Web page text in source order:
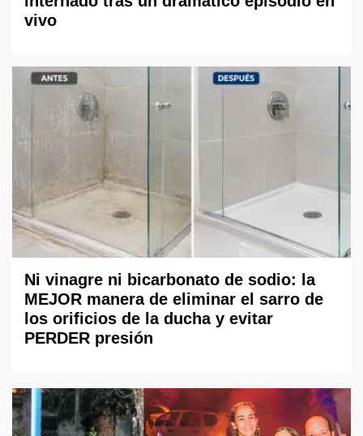
vivo
Ni vinagre ni bicarbonato de sodio: la
MEJOR manera de eliminar el sarro de
los orificios de la ducha y evitar
PERDER presión